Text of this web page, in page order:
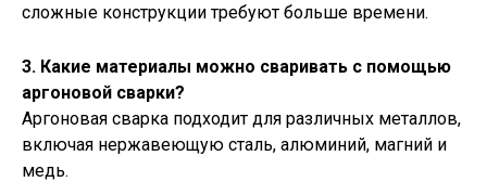
сложные конструкции требуют больше времени.
3. Какие материалы можно сваривать с помощью
аргоновой сварки?
Аргоновая сварка подходит для различных металлов,
включая нержавеющую сталь, алюминий, магний и
медь.